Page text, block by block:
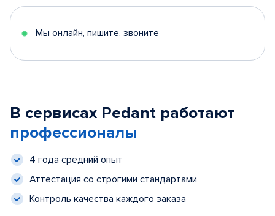
Мы онлайн, пишите, звоните
В сервисах Pedant работают
профессионалы
4 года средний опыт
Аттестация со строгими стандартами
Контроль качества каждого заказа